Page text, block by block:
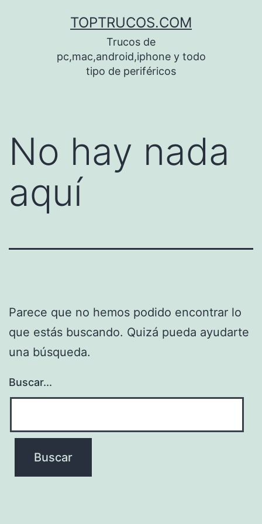
TOPTRUCOS.COM
Trucos de
pc,mac,android,iphone y todo
tipo de periféricos
No hay nada
aquí
Parece que no hemos podido encontrar lo
que estás buscando. Quizá pueda ayudarte
una búsqueda.
Buscar...